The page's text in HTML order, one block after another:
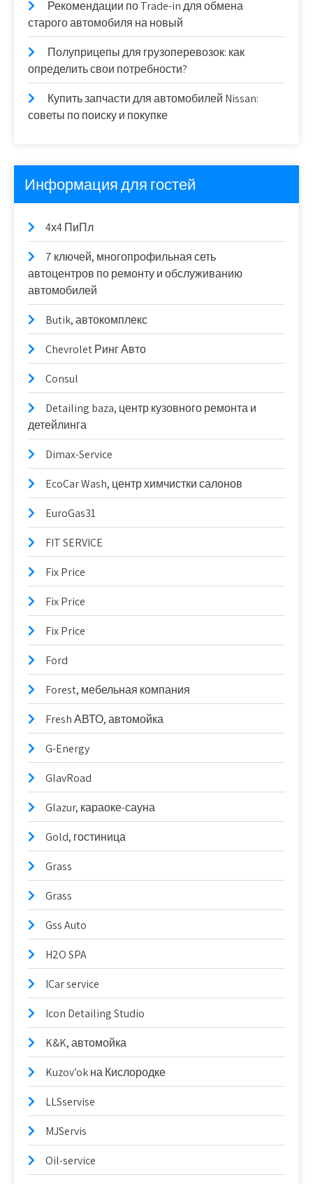
Рекомендации по Trade-in для обмена
старого автомобиля на новый
Полуприцепы для грузоперевозок: как
определить свои потребности?
Купить запчасти для автомобилей Nissan:
советы по поиску и покупке
Информация для гостей
4х4 ПиПл
7 ключей, многопрофильная сеть
автоцентров по ремонту и обслуживанию
автомобилей
Butik, автокомплекс
Chevrolet Ринг Авто
Consul
Detailing baza, центр кузовного ремонта и
детейлинга
Dimax-Service
EcoCar Wash, центр химчистки салонов
EuroGas31
FIT SERVICE
Fix Price
Fix Price
Fix Price
Ford
Forest, мебельная компания
Fresh АВТО, автомойка
G-Energy
GlavRoad
Glazur, караоке-сауна
Gold, гостиница
Grass
Grass
Gss Auto
H2O SPA
ICar service
Icon Detailing Studio
K&K, автомойка
Kuzov’ok на Кислородке
LLSservise
MJServis
Oil-service